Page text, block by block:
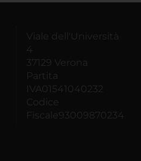
Viale dell'Università
4
37129 Verona
Partita
IVA01541040232
Codice
Fiscale93009870234